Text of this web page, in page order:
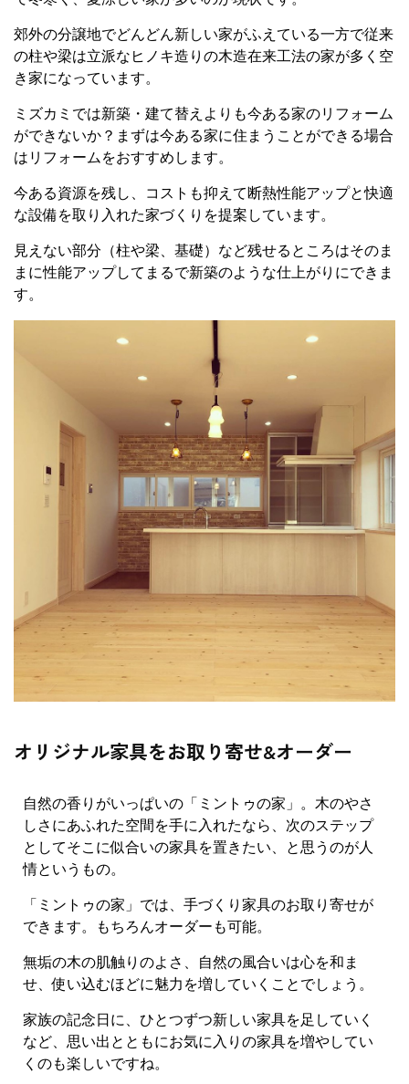
郊外の分譲地でどんどん新しい家がふえている一方で従来
の柱や梁は立派なヒノキ造りの木造在来工法の家が多く空
き家になっています。
ミズカミでは新築・建て替えよりも今ある家のリフォーム
ができないか？まずは今ある家に住まうことができる場合
はリフォームをおすすめします。
今ある資源を残し、コストも抑えて断熱性能アップと快適
な設備を取り入れた家づくりを提案しています。
見えない部分（柱や梁、基礎）など残せるところはそのま
まに性能アップしてまるで新築のような仕上がりにできま
す。
オリジナル家具をお取り寄せ&オーダー
自然の香りがいっぱいの「ミントゥの家」。木のやさ
しさにあふれた空間を手に入れたなら、次のステップ
としてそこに似合いの家具を置きたい、と思うのが人
情というもの。
「ミントゥの家」では、手づくり家具のお取り寄せが
できます。もちろんオーダーも可能。
無垢の木の肌触りのよさ、自然の風合いは心を和ま
せ、使い込むほどに魅力を増していくことでしょう。
家族の記念日に、ひとつずつ新しい家具を足していく
など、思い出とともにお気に入りの家具を増やしてい
くのも楽しいですね。